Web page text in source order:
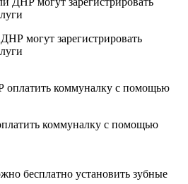
могут зарегистрировать
коммуналку с помощью